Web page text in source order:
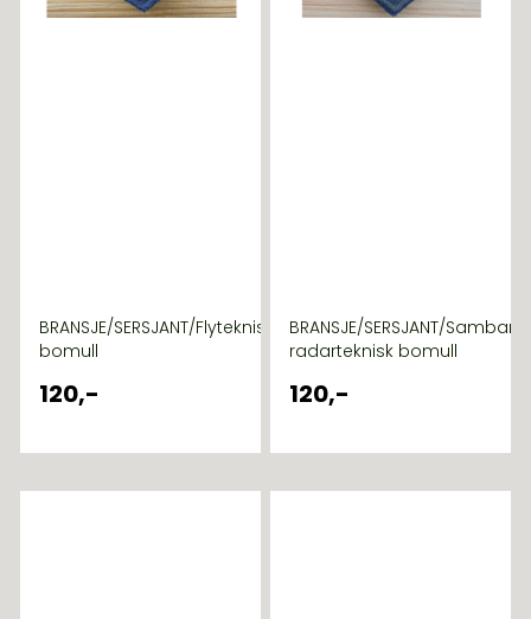
BRANSJE/SERSJANT/Flyteknisk
bomull
120,-
BRANSJE/SERSJANT/
radarteknisk bomull
120,-